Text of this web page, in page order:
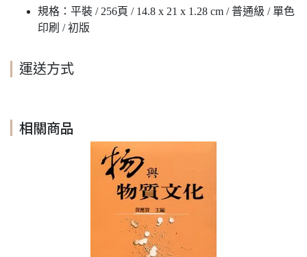
規格：平裝 / 256頁 / 14.8 x 21 x 1.28 cm / 普通級 / 單色
印刷 / 初版
運送方式
相關商品